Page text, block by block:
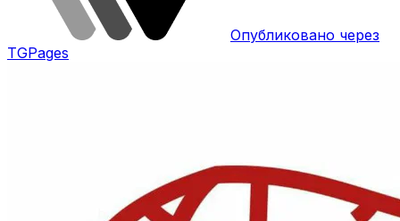
Опубликовано через
TGPages